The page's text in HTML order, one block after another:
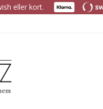
eller kort.